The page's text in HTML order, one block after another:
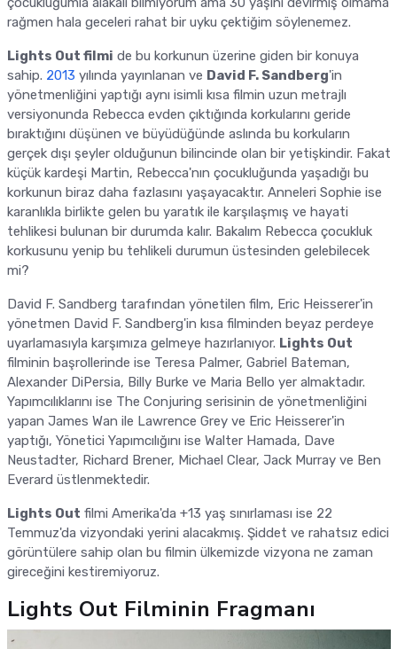
rağmen hala geceleri rahat bir uyku çektiğim söylenemez.
Lights Out filmi de bu korkunun üzerine giden bir konuya
sahip. 2013 yılında yayınlanan ve David F. Sandberg'in
yönetmenliğini yaptığı aynı isimli kısa filmin uzun metrajlı
versiyonunda Rebecca evden çıktığında korkularını geride
bıraktığını düşünen ve büyüdüğünde aslında bu korkuların
gerçek dışı şeyler olduğunun bilincinde olan bir yetişkindir. Fakat
küçük kardeşi Martin, Rebecca'nın çocukluğunda yaşadığı bu
korkunun biraz daha fazlasını yaşayacaktır. Anneleri Sophie ise
karanlıkla birlikte gelen bu yaratık ile karşılaşmış ve hayati
tehlikesi bulunan bir durumda kalır. Bakalım Rebecca çocukluk
korkusunu yenip bu tehlikeli durumun üstesinden gelebilecek
mi?
David F. Sandberg tarafından yönetilen film, Eric Heisserer'in
yönetmen David F. Sandberg'in kısa filminden beyaz perdeye
uyarlamasıyla karşımıza gelmeye hazırlanıyor. Lights Out
filminin başrollerinde ise Teresa Palmer, Gabriel Bateman,
Alexander DiPersia, Billy Burke ve Maria Bello yer almaktadır.
Yapımcılıklarını ise The Conjuring serisinin de yönetmenliğini
yapan James Wan ile Lawrence Grey ve Eric Heisserer'in
yaptığı, Yönetici Yapımcılığını ise Walter Hamada, Dave
Neustadter, Richard Brener, Michael Clear, Jack Murray ve Ben
Everard üstlenmektedir.
Lights Out filmi Amerika'da +13 yaş sınırlaması ise 22
Temmuz'da vizyondaki yerini alacakmış. Şiddet ve rahatsız edici
görüntülere sahip olan bu filmin ülkemizde vizyona ne zaman
gireceğini kestiremiyoruz.
Lights Out Filminin Fragmanı